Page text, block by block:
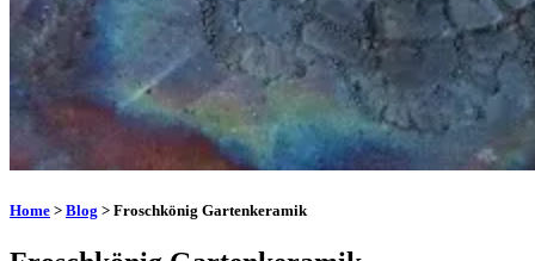
Home > Blog > Froschkönig Gartenkeramik